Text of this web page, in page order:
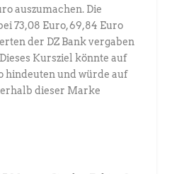
auszumachen. Die
73,08 Euro, 69,84 Euro
der DZ Bank vergaben
Kursziel könnte auf
hindeuten und würde auf
dieser Marke